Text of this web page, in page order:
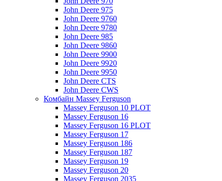
John Deere 975
John Deere 9760
John Deere 9780
John Deere 985
John Deere 9860
John Deere 9900
John Deere 9920
John Deere 9950
John Deere CTS
John Deere CWS
Комбайн Massey Ferguson
Massey Ferguson 10 PLOT
Massey Ferguson 16
Massey Ferguson 16 PLOT
Massey Ferguson 17
Massey Ferguson 186
Massey Ferguson 187
Massey Ferguson 19
Massey Ferguson 20
Massey Ferguson 2035